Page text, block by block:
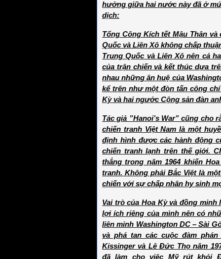
hưởng giữa hai nước này đã ở
dịch:
Tổng Công Kích tết Mậu Thân và
Quốc và Liên Xô không chấp
Trung Quốc và Liên Xô nên cả
của trận chiến và kết thúc dựa
nhau những ân huệ của
kể trên như một đòn tấn công
Kỳ và hai ngước Cộng sản đàn
Tác giả ”Hanoi’s War” cũng
chiến tranh Việt Nam là một
định hình được các hành động
chiến tranh lạnh trên thế giới.
thắng trong năm 1964 khiến
tranh. Không phải Bắc Việt là
chiến với sự chấp nhân hy sinh
Vai trò của Hoa Kỳ và đồng
lợi ích riêng của mình nên có
liên minh Washington DC – Sài
và phá tan các cuộc đàm
Kissinger và Lê Đức Thọ năm
đã làm cho việc Mỹ rút khỏi